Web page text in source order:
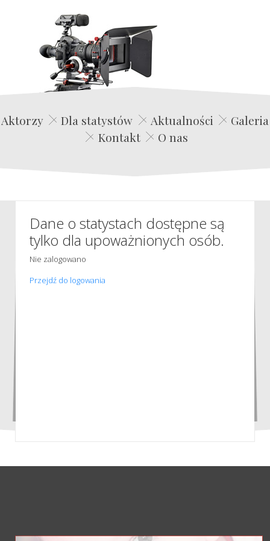
Edwin Film Agencja Aktorska
Aktorzy Dla statystów Aktualności
Galeria
Kontakt
O nas
Dane o statystach dostępne są
tylko dla upoważnionych osób.
Nie zalogowano
Przejdź do logowania